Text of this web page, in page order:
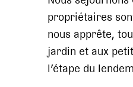
propriétaires
nous apprête,
jardin et aux
l’étape du